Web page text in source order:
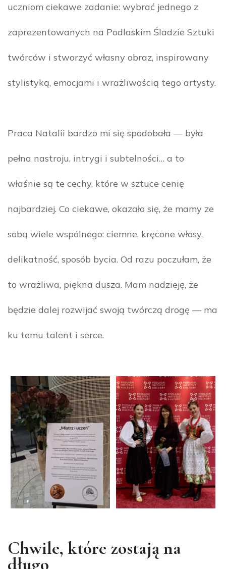
uczniom ciekawe zadanie: wybrać jednego z
zaprezentowanych na Podlaskim Śladzie Sztuki
twórców i stworzyć własny obraz, inspirowany
stylistyką, emocjami i wrażliwością tego artysty.
Praca Natalii bardzo mi się spodobała — była
pełna nastroju, intrygi i subtelności… a to
właśnie są te cechy, które w sztuce cenię
najbardziej. Co ciekawe, okazało się, że mamy ze
sobą wiele wspólnego: ciemne, kręcone włosy,
delikatność, sposób bycia. Od razu poczułam, że
to wrażliwa, piękna dusza. Mam nadzieję, że
będzie dalej rozwijać swoją twórczą drogę — ma
ku temu talent i serce.
Chwile, które zostają na
długo